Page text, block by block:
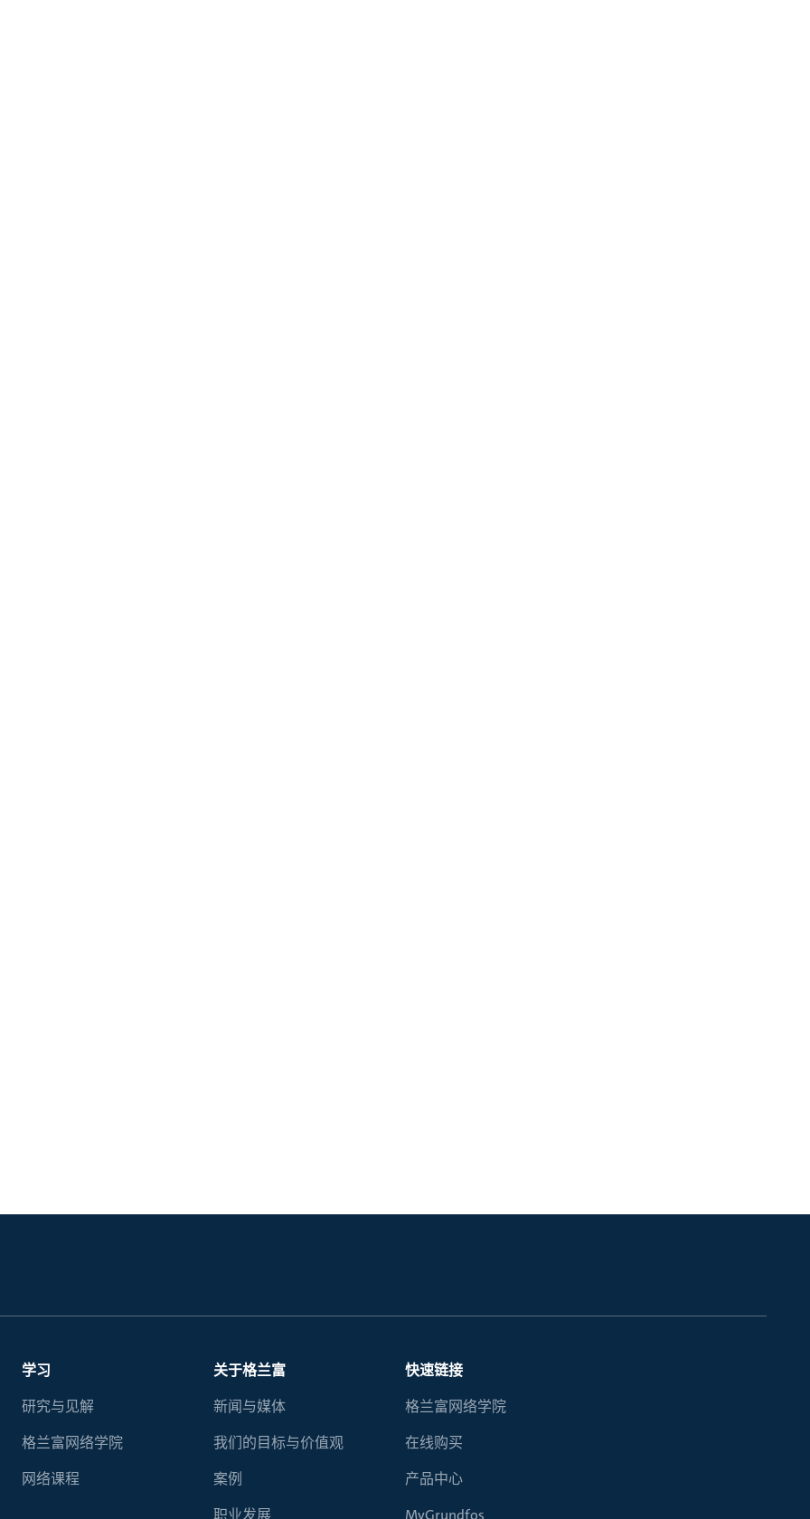
学习
研究与见解
格兰富网络学院
网络课程
关于格兰富
新闻与媒体
我们的目标与价值观
案例
职业发展
快速链接
格兰富网络学院
在线购买
产品中心
MyGrundfos